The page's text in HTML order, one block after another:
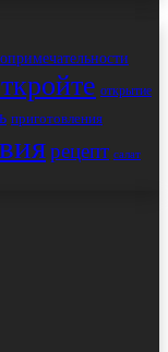
открытие
приготовления
рецепт салат